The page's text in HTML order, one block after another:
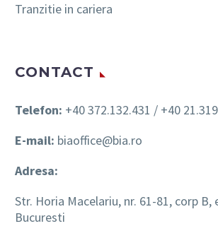
Tranzitie in cariera
CONTACT
Telefon: +40 372.132.431 / +40
E-mail: biaoffice@bia.ro
Adresa:
Str. Horia Macelariu, nr. 61-81, corp B,
Bucuresti